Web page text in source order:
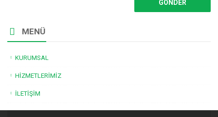
MENÜ
KURUMSAL
HIZMETLERIMIZ
İLETIŞIM